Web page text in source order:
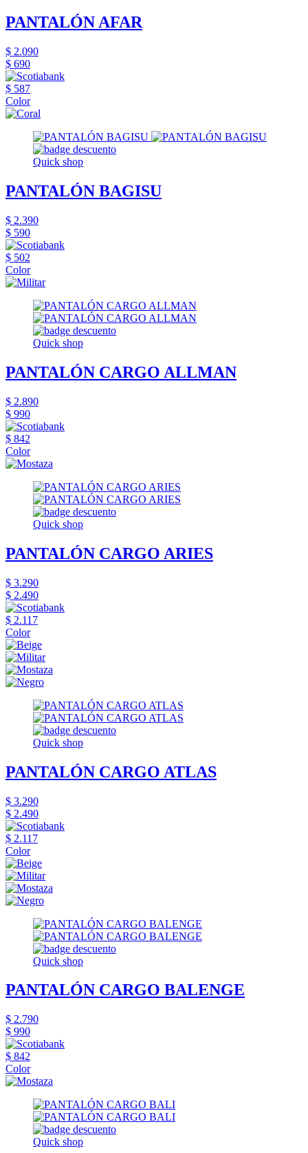
PANTALÓN AFAR
$ 2.090
$ 690
$ 587
Color
Quick shop
PANTALÓN BAGISU
$ 2.390
$ 590
$ 502
Color
Quick shop
PANTALÓN CARGO ALLMAN
$ 2.890
$ 990
$ 842
Color
Quick shop
PANTALÓN CARGO ARIES
$ 3.290
$ 2.490
$ 2.117
Color
Quick shop
PANTALÓN CARGO ATLAS
$ 3.290
$ 2.490
$ 2.117
Color
Quick shop
PANTALÓN CARGO BALENGE
$ 2.790
$ 990
$ 842
Color
Quick shop